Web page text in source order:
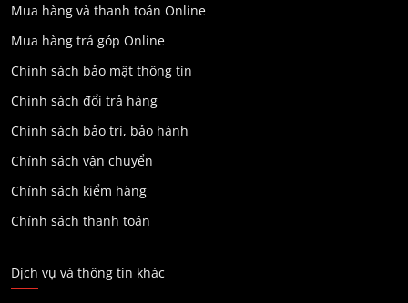
Mua hàng và thanh toán Online
Mua hàng trả góp Online
Chính sách bảo mật thông tin
Chính sách đổi trả hàng
Chính sách bảo trì, bảo hành
Chính sách vận chuyển
Chính sách kiểm hàng
Chính sách thanh toán
Dịch vụ và thông tin khác